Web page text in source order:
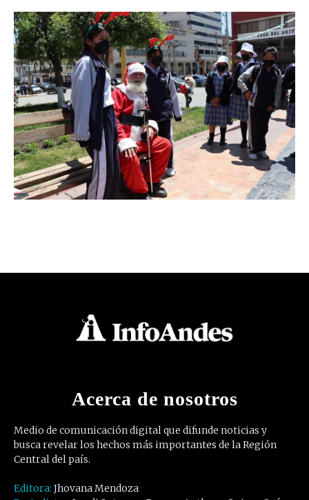
Acerca de nosotros
Medio de comunicación digital que difunde noticias y
busca revelar los hechos más importantes de la Región
Central del país.
Editora: Jhovana Mendoza